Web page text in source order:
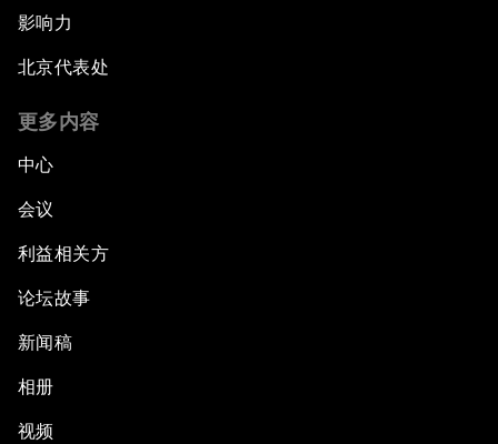
影响力
北京代表处
更多内容
中心
会议
利益相关方
论坛故事
新闻稿
相册
视频